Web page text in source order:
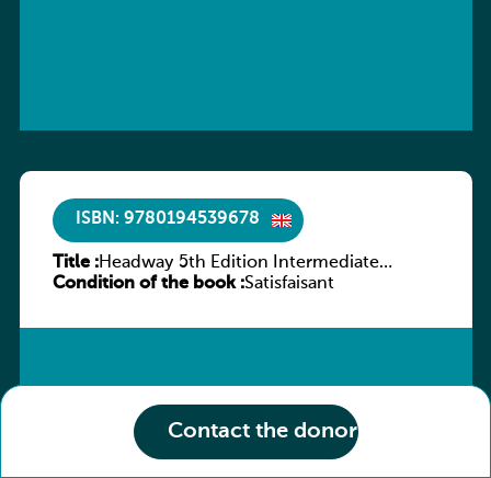
Contact the donor
ISBN: 9780194539678
Title :Headway 5th Edition Intermediate
Workbook without key
Condition of the book :Satisfaisant